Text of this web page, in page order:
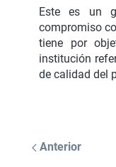
Este es un
compromiso
tiene por
institución
de calidad del
Anterior